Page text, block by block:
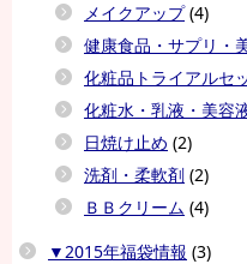
メイクアップ(4)
健康食品・サプリ・
化粧品トライアルセ
化粧水・乳液・美容
日焼け止め (2)
洗剤・柔軟剤 (2)
ＢＢクリーム (4)
▼2015年福袋情報 (3)